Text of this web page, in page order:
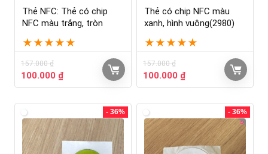
Thẻ NFC: Thẻ có chip
NFC màu trắng, tròn
★ ★ ★ ★ ★
157.000₫
100.000 ₫
Thẻ có chip NFC màu
xanh, hình vuông(2980)
★ ★ ★ ★ ★
157.000₫
100.000 ₫
- 36% - 36%